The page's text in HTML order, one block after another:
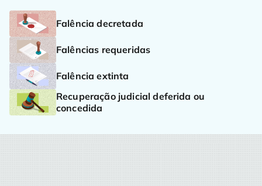
Falência decretada
Falências requeridas
Falência extinta
Recuperação judicial deferida ou
concedida